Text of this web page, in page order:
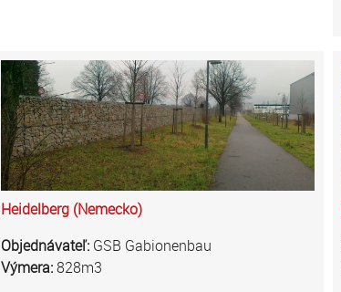
Heidelberg (Nemecko)
Objednávateľ: GSB Gabionenbau
Výmera:828m3